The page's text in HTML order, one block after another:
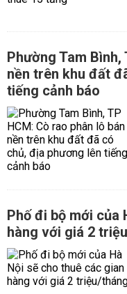
Phường Tam Bình,
nền trên khu đất
tiếng cảnh báo
Phố đi bộ mới của
hàng với giá 2